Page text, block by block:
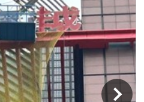
下一張